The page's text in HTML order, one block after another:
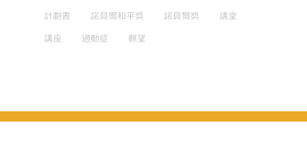
計劃書 諾貝爾和平獎 諾貝爾獎 講堂
講座 過動症 麒望